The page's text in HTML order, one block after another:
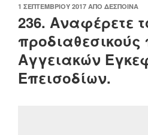
ΔΗΜΟΣΙΕΎΤΗΚΕ
ΣΤΙΣ
1 ΣΕΠΤΕΜΒΡΊΟΥ 2017 ΑΠΌ ΔΈΣΠΟΙΝΑ
236. Αναφέρετε
Αγγειακών
Επεισοδίων.